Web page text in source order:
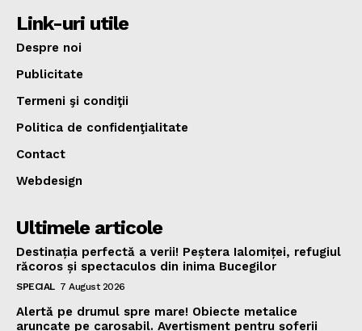
Link-uri utile
Despre noi
Publicitate
Termeni şi condiţii
Politica de confidenţialitate
Contact
Webdesign
Ultimele articole
Destinația perfectă a verii! Peștera Ialomiței, refugiul
răcoros și spectaculos din inima Bucegilor
SPECIAL 7 August 2026
Alertă pe drumul spre mare! Obiecte metalice
aruncate pe carosabil. Avertisment pentru șoferii